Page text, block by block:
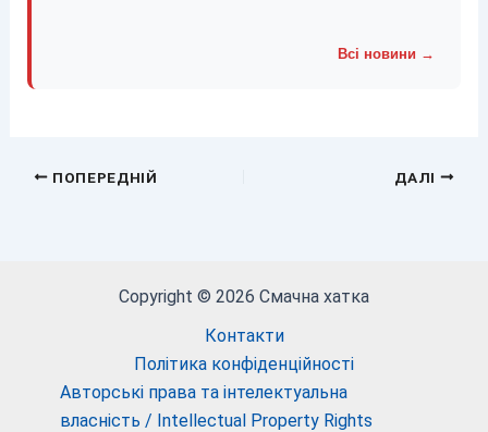
Всі новини →
ПОПЕРЕДНІЙ ДАЛІ
Copyright © 2026 Смачна хатка
Контакти
Політика конфіденційності
Авторські права та інтелектуальна
власність / Intellectual Property Rights